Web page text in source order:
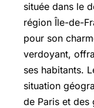
située dans le
région Île-de-
pour son
verdoyant,
ses habitants.
situation
de Paris et des